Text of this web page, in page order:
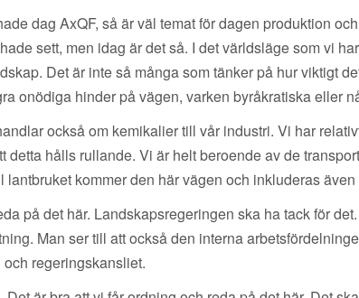
dag AxQF, så är väl temat för dagen produktion
sett, men idag är det så. I det världsläge som vi
Det är inte så många som tänker på hur viktigt
onödiga hinder på vägen, varken byråkratiska eller
också om kemikalier till vår industri. Vi har
hålls rullande. Vi är helt beroende av de
kommer den här vägen och inkluderas
på det här. Landskapsregeringen ska ha tack för
Man ser till att också den interna
regeringskansliet.